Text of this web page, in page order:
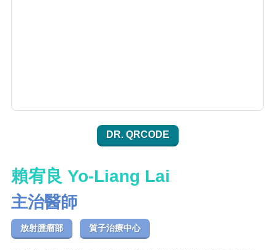
DR. QRCODE
賴宥良 Yo-Liang Lai
主治醫師
放射腫瘤部 質子治療中心